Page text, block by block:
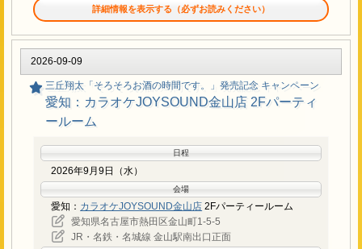
詳細情報を表示する（必ずお読みください）
当日、イベント会場内CD売り場にて対象商品をご購入いた
だきますと、イベント終了後に行われます特典会にご参加
いただけます。
イベント対象商品
三丘翔太「そろそろお酒の時間です。」
シングルCD：TECA-26040 / 定価：¥1,700（税抜価格 ¥1,5
45）
特典会 内容
2026-09-09
三丘翔太「そろそろお酒の時間です。」発売記念 キャンペーン
愛知：カラオケJOYSOUND金山店 2Fパーティ
ールーム
日程
2026年9月9日（水）
会場
愛知： カラオケJOYSOUND金山店 2Fパーティールーム
愛知県名古屋市熱田区金山町1-5-5
JR・名鉄・名城線 金山駅南出口正面